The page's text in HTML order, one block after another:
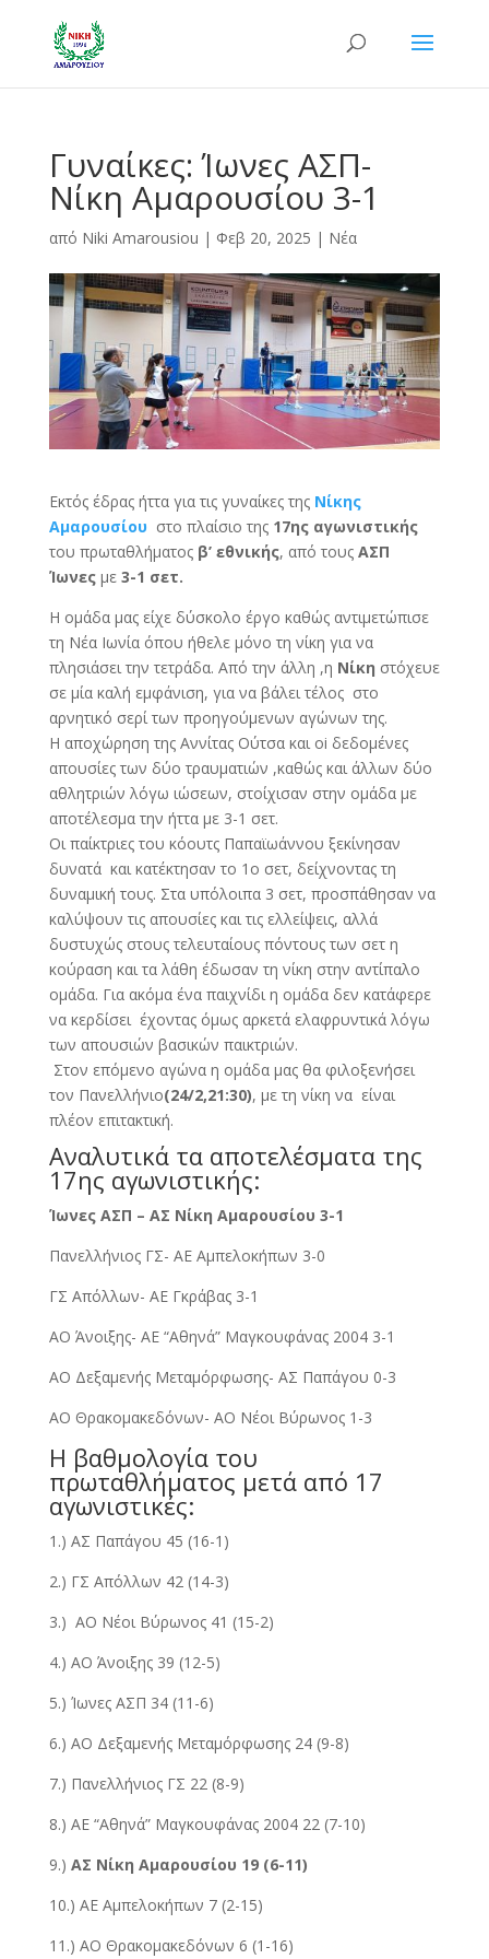
Γυναίκες: Ίωνες ΑΣΠ-
Νίκη Αμαρουσίου 3-1
από Niki Amarousiou | Φεβ 20, 2025 | Νέα
Εκτός έδρας ήττα για τις γυναίκες τηςΝίκης
Αμαρουσίου στο πλαίσιο της 17ης αγωνιστικής
του πρωταθλήματοςβ’ εθνικής, από τους ΑΣΠ
Ίωνεςμε 3-1 σετ.
H ομάδα μας είχε δύσκολο έργο καθώς αντιμετώπισε
τη Νέα Ιωνία όπου ήθελε μόνο τη νίκη για να
πλησιάσει την τετράδα. Από την άλλη ,η Νίκη στόχευε
σε μία καλή εμφάνιση, για να βάλει τέλος στο
αρνητικό σερί των προηγούμενων αγώνων της.
Η αποχώρηση της Αννίτας Ούτσα και oi δεδομένες
απουσίες των δύο τραυματιών ,καθώς και άλλων δύο
αθλητριών λόγω ιώσεων, στοίχισαν στην ομάδα με
αποτέλεσμα την ήττα με 3-1 σετ.
Οι παίκτριες του κόουτς Παπαϊωάννου ξεκίνησαν
δυνατά και κατέκτησαν το 1ο σετ, δείχνοντας τη
δυναμική τους. Στα υπόλοιπα 3 σετ, προσπάθησαν να
καλύψουν τις απουσίες και τις ελλείψεις, αλλά
δυστυχώς στους τελευταίους πόντους των σετ η
κούραση και τα λάθη έδωσαν τη νίκη στην αντίπαλο
ομάδα. Για ακόμα ένα παιχνίδι η ομάδα δεν κατάφερε
να κερδίσει έχοντας όμως αρκετά ελαφρυντικά λόγω
των απουσιών βασικών παικτριών.
Στον επόμενο αγώνα η ομάδα μας θα φιλοξενήσει
τον Πανελλήνιο(24/2,21:30), με τη νίκη να είναι
πλέον επιτακτική.
Αναλυτικά τα αποτελέσματα της
17ης αγωνιστικής:
Ίωνες ΑΣΠ – ΑΣ Νίκη Αμαρουσίου 3-1
Πανελλήνιος ΓΣ- ΑΕ Αμπελοκήπων 3-0
ΓΣ Απόλλων- ΑΕ Γκράβας 3-1
ΑΟ Άνοιξης- ΑΕ “Αθηνά” Μαγκουφάνας 2004 3-1
ΑΟ Δεξαμενής Μεταμόρφωσης- ΑΣ Παπάγου 0-3
ΑΟ Θρακομακεδόνων- ΑΟ Νέοι Βύρωνος 1-3
Η βαθμολογία του
πρωταθλήματος μετά από 17
αγωνιστικές:
1.) ΑΣ Παπάγου 45 (16-1)
2.) ΓΣ Απόλλων 42 (14-3)
3.) ΑΟ Νέοι Βύρωνος 41 (15-2)
4.) ΑΟ Άνοιξης 39 (12-5)
5.) Ίωνες ΑΣΠ 34 (11-6)
6.) ΑΟ Δεξαμενής Μεταμόρφωσης 24 (9-8)
7.) Πανελλήνιος ΓΣ 22 (8-9)
8.) ΑΕ “Αθηνά” Μαγκουφάνας 2004 22 (7-10)
9.) ΑΣ Νίκη Αμαρουσίου 19 (6-11)
10.) ΑΕ Αμπελοκήπων 7 (2-15)
11.) ΑΟ Θρακομακεδόνων 6 (1-16)